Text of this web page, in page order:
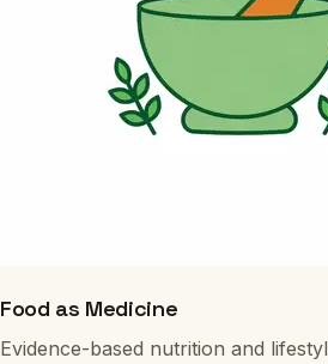
Food as Medicine
Evidence-based nutrition and